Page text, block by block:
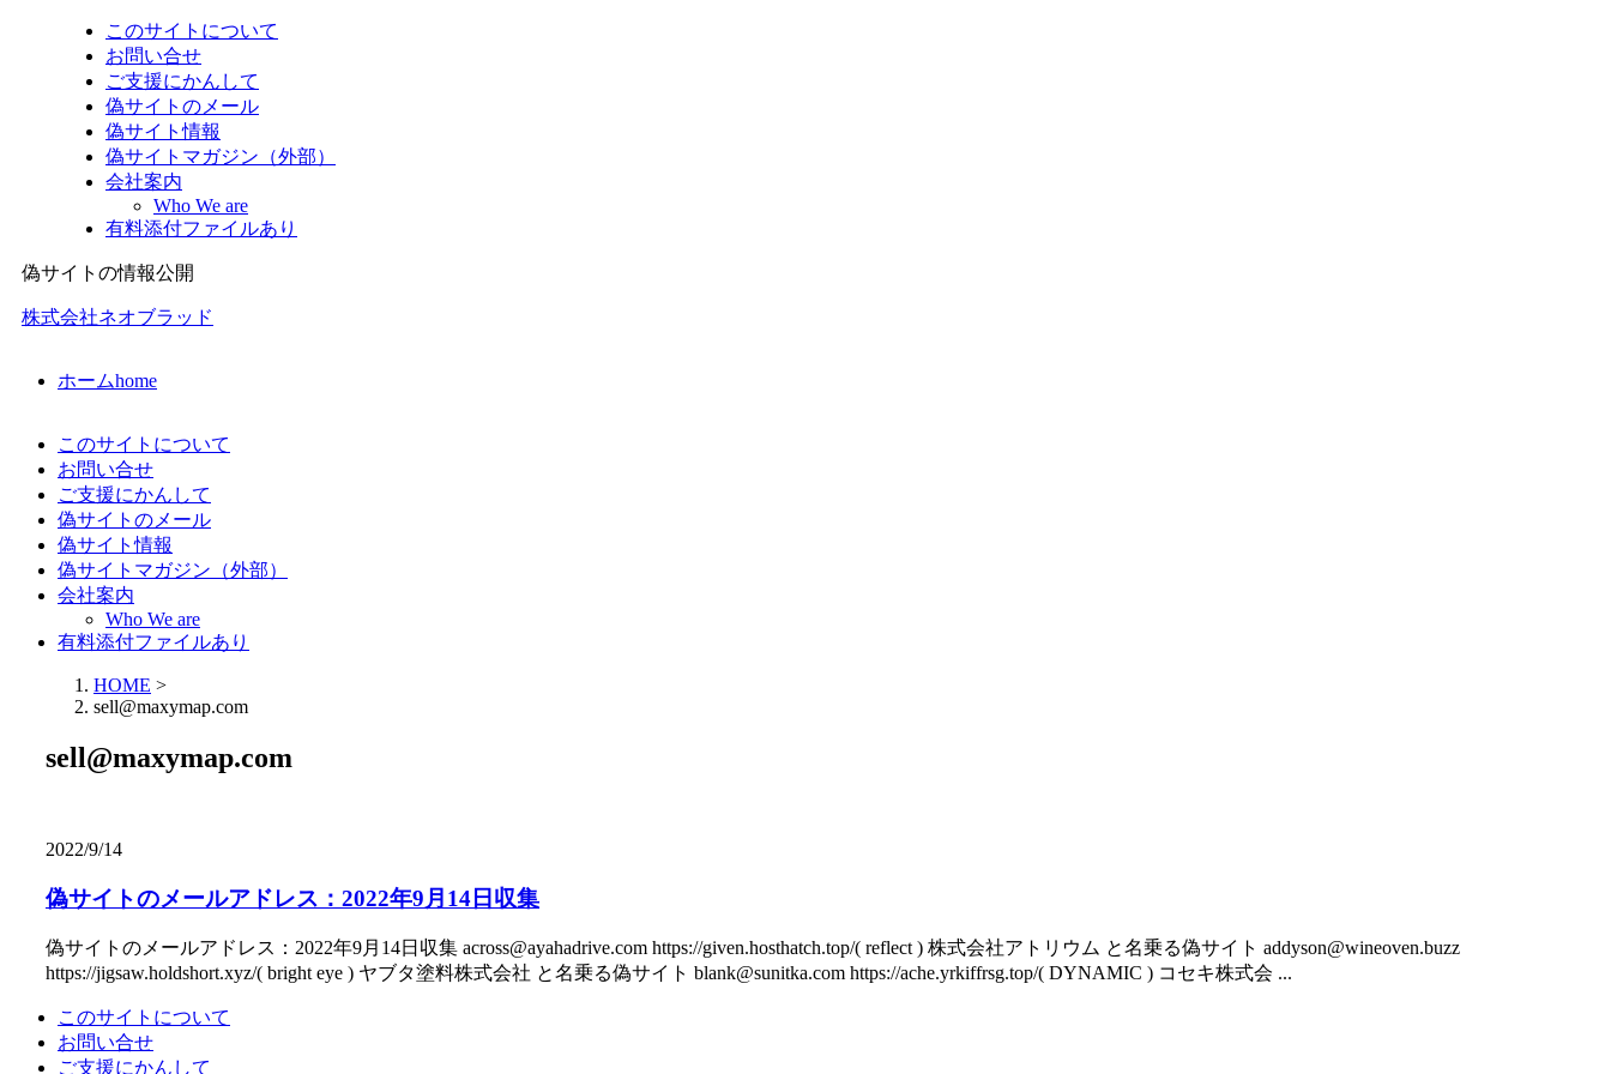
このサイトについて
お問い合せ
ご支援にかんして
偽サイトのメール
偽サイト情報
偽サイトマガジン（外部）
会社案内
Who We are
有料添付ファイルあり
偽サイトの情報公開
株式会社ネオブラッド
ホームhome
このサイトについて
お問い合せ
ご支援にかんして
偽サイトのメール
偽サイト情報
偽サイトマガジン（外部）
会社案内
Who We are
有料添付ファイルあり
HOME >
sell@maxymap.com
sell@maxymap.com
2022/9/14
偽サイトのメールアドレス：2022年9月14日収集
偽サイトのメールアドレス：2022年9月14日収集 across@ayahadrive.com https://given.hosthatch.top/( reflect ) 株式会社アトリウム と名乗る偽サイト addyson@wineoven.buzz
https://jigsaw.holdshort.xyz/( bright eye ) ヤブタ塗料株式会社 と名乗る偽サイト blank@sunitka.com https://ache.yrkiffrsg.top/( DYNAMIC ) コセキ株式会 ...
このサイトについて
お問い合せ
ご支援にかんして